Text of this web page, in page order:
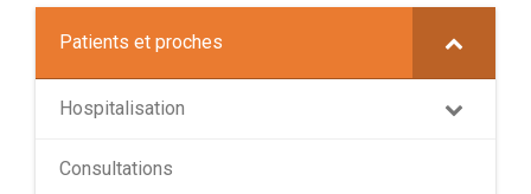
Patients et proches
Hospitalisation
Consultations